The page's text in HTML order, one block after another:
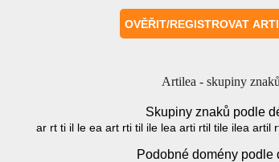
Artilea - skupiny znaků
Skupiny znaků podle
ar rt ti il le ea art rti til ile lea arti rtil tile ilea artil
Podobné domény podle